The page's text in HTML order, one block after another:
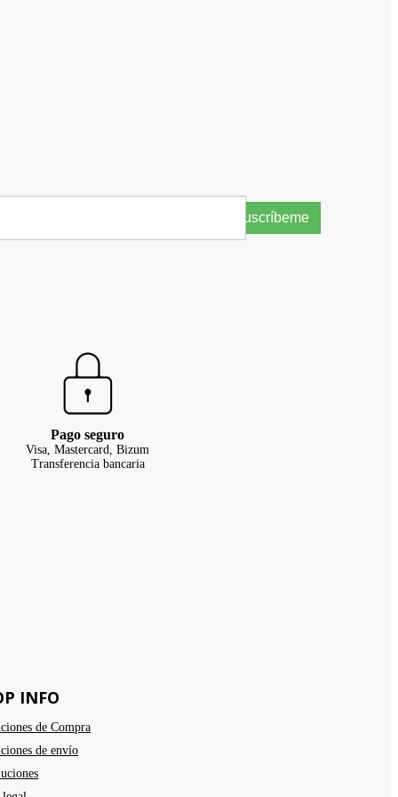
Suscríbeme
Pago seguro
Visa, Mastercard, Bizum
Transferencia bancaria
INFO
de Compra
de envío